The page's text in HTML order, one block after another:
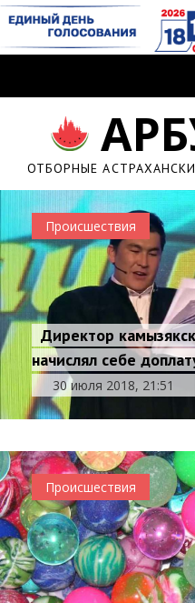
ОТБОРНЫЕ
Происшествия
Директор
начислял себе
30 июля 2018, 21:51
Происшествия